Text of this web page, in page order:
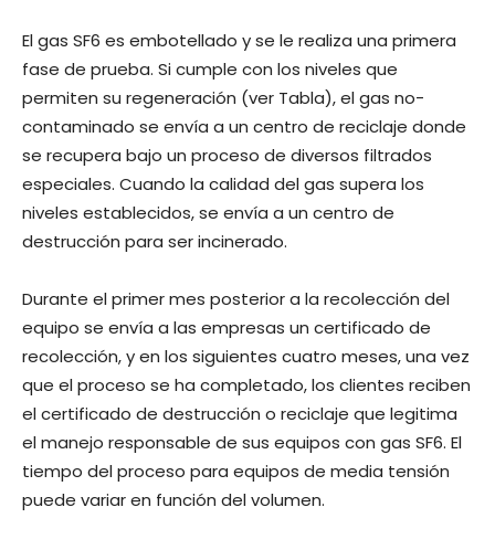
El gas SF6 es embotellado y se le realiza una primera
fase de prueba. Si cumple con los niveles que
permiten su regeneración (ver Tabla), el gas no-
contaminado se envía a un centro de reciclaje donde
se recupera bajo un proceso de diversos filtrados
especiales. Cuando la calidad del gas supera los
niveles establecidos, se envía a un centro de
destrucción para ser incinerado.
Durante el primer mes posterior a la recolección del
equipo se envía a las empresas un certificado de
recolección, y en los siguientes cuatro meses, una vez
que el proceso se ha completado, los clientes reciben
el certificado de destrucción o reciclaje que legitima
el manejo responsable de sus equipos con gas SF6. El
tiempo del proceso para equipos de media tensión
puede variar en función del volumen.